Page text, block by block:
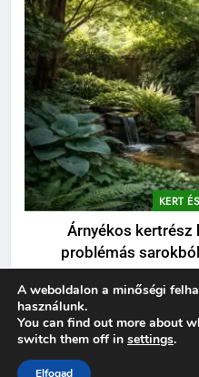
KERT
Árnyékos kertrész
problémás
Newsmatic - News
A weboldalon a minőségi
használunk.
You can find out more about
switch them off in settings.
Elfogad